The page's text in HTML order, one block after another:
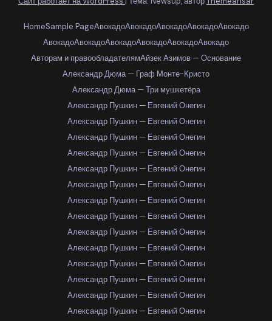
HomeSample PageАвокадоАвокадоАвокадоАвокадоАвокадо
АвокадоАвокадоАвокадоАвокадоАвокадоАвокадо
Авторам и правообладателямАйзек Азимов — Основание
Александр Дюма — Граф Монте-Кристо
Александр Дюма — Три мушкетёра
Александр Пушкин — Евгений Онегин
Александр Пушкин — Евгений Онегин
Александр Пушкин — Евгений Онегин
Александр Пушкин — Евгений Онегин
Александр Пушкин — Евгений Онегин
Александр Пушкин — Евгений Онегин
Александр Пушкин — Евгений Онегин
Александр Пушкин — Евгений Онегин
Александр Пушкин — Евгений Онегин
Александр Пушкин — Евгений Онегин
Александр Пушкин — Евгений Онегин
Александр Пушкин — Евгений Онегин
Александр Пушкин — Евгений Онегин
Александр Пушкин — Евгений Онегин